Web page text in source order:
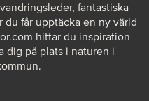
fantastiska
får upptäcka en ny värld
hittar du inspiration
dig på plats i naturen i